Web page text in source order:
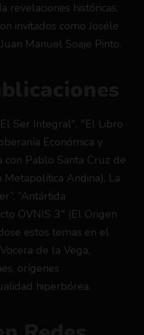
revelaciones históricas,
invitados como Joséle
Manuel Soaje Pinto.
Ser Integral", "El Libro
Económica y
con Pablo Santa Cruz de
Metapolítica Andina), La
“Antártida
OVNIS 3" (El Origen
estos temas en el
de la Vega,
orígenes
hiperbórea.